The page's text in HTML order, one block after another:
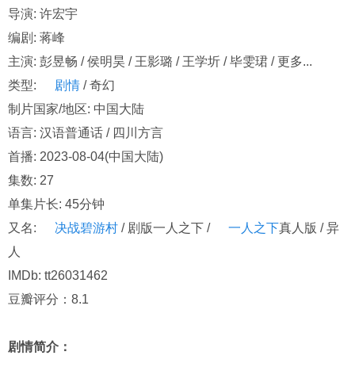
导演: 许宏宇
编剧: 蒋峰
主演: 彭昱畅 / 侯明昊 / 王影璐 / 王学圻 / 毕雯珺 / 更多...
类型:
剧情 / 奇幻
制片国家/地区: 中国大陆
语言: 汉语普通话 / 四川方言
首播: 2023-08-04(中国大陆)
集数: 27
单集片长: 45分钟
又名:
决战碧游村 / 剧版一人之下 / 一人之下真人版 / 异
人
IMDb: tt26031462
豆瓣评分：8.1
剧情简介：